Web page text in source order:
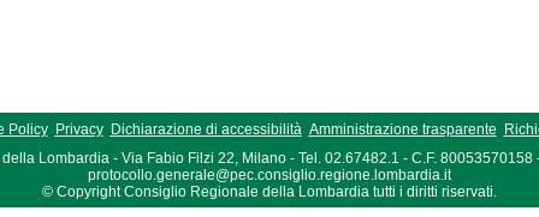
Policy Privacy Dichiarazione di accessibilità Amministrazione trasparente
Lombardia - Via Fabio Filzi 22, Milano - Tel. 02.67482.1 - C.F. 80053570158
protocollo.generale@pec.consiglio.regione.lombardia.it
© Copyright Consiglio Regionale della Lombardia tutti i diritti riservati.